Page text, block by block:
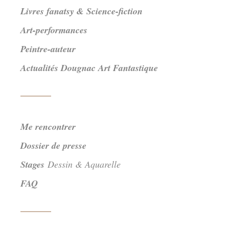
Livres fanatsy & Science-fiction
Art-performances
Peintre-auteur
Actualités Dougnac Art Fantastique
Me rencontrer
Dossier de presse
Stages Dessin & Aquarelle
FAQ